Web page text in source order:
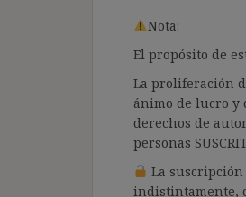
Nota:
El propósito de
La proliferación
ánimo de lucro y
derechos de
personas
La suscripción
indistintamente,